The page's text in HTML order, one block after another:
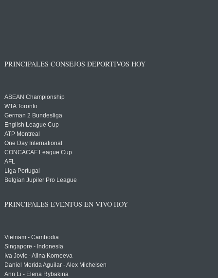
PRINCIPALES CONSEJOS DEPORTIVOS HOY
ASEAN Championship
WTA Toronto
German 2 Bundesliga
English League Cup
ATP Montreal
One Day International
CONCACAF League Cup
AFL
Liga Portugal
Belgian Jupiler Pro League
PRINCIPALES EVENTOS EN VIVO HOY
Vietnam - Cambodia
Singapore - Indonesia
Iva Jovic - Alina Korneeva
Daniel Merida Aguilar - Alex Michelsen
Ann Li - Elena Rybakina